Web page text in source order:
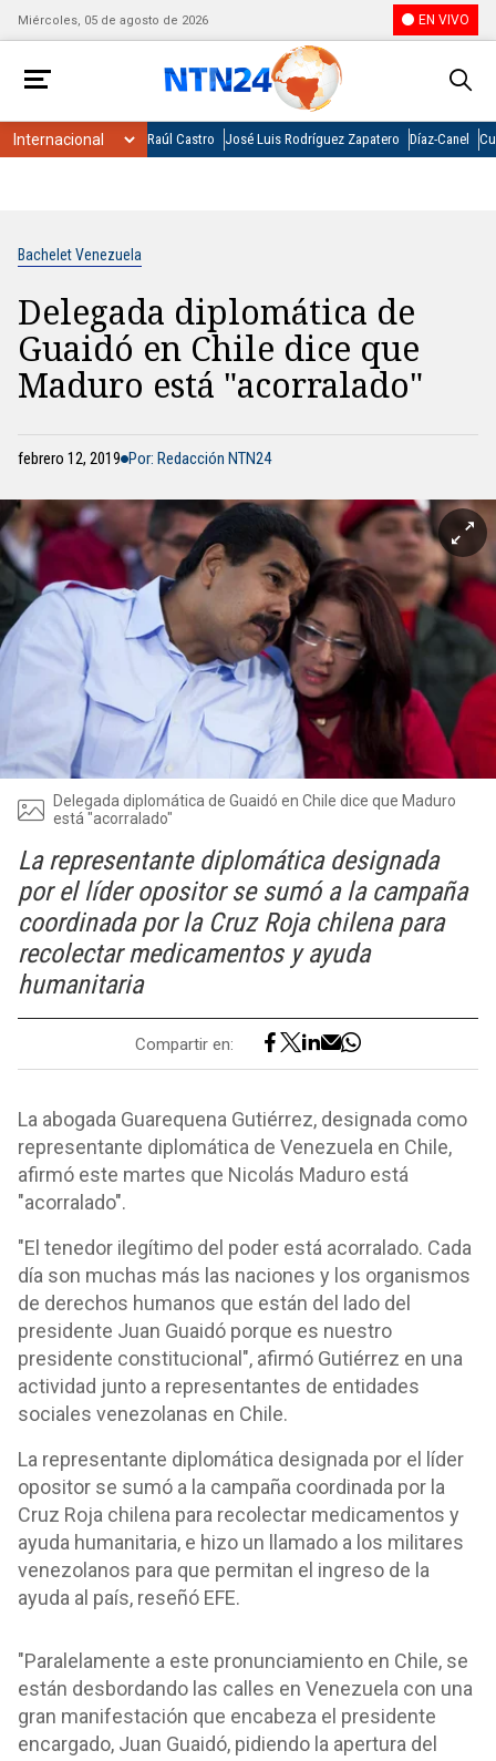
Miércoles, 05 de agosto de 2026 EN VIVO
Raúl Castro José Luis Rodríguez Zapatero Díaz-Canel
Bachelet Venezuela
Delegada diplomática de
Guaidó en Chile dice que
Maduro está "acorralado"
febrero 12, 2019 Por: Redacción NTN24
Delegada diplomática de Guaidó en Chile dice que Maduro
está "acorralado"
La representante diplomática designada
por el líder opositor se sumó a la campaña
coordinada por la Cruz Roja chilena para
recolectar medicamentos y ayuda
humanitaria
Compartir en:
La abogada Guarequena Gutiérrez, designada como
representante diplomática de Venezuela en Chile,
afirmó este martes que Nicolás Maduro está
"acorralado".
"El tenedor ilegítimo del poder está acorralado. Cada
día son muchas más las naciones y los organismos
de derechos humanos que están del lado del
presidente Juan Guaidó porque es nuestro
presidente constitucional", afirmó Gutiérrez en una
actividad junto a representantes de entidades
sociales venezolanas en Chile.
La representante diplomática designada por el líder
opositor se sumó a la campaña coordinada por la
Cruz Roja chilena para recolectar medicamentos y
ayuda humanitaria, e hizo un llamado a los militares
venezolanos para que permitan el ingreso de la
ayuda al país, reseñó EFE.
"Paralelamente a este pronunciamiento en Chile, se
están desbordando las calles en Venezuela con una
gran manifestación que encabeza el presidente
encargado, Juan Guaidó, pidiendo la apertura del